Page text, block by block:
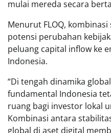
mulai mereda secara
Menurut FLOQ,
potensi perubahan
peluang capital inflow ke
Indonesia.
“Di tengah dinamika
fundamental Indonesia
ruang bagi investor lokal
Kombinasi antara
global di aset digital